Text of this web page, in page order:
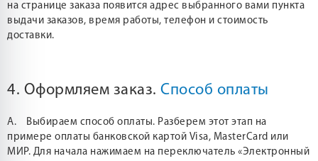
на странице заказа появится адрес выбранного вами пункта
выдачи заказов, время работы, телефон и стоимость
доставки.
4. Оформляем заказ. Способ оплаты
А. Выбираем способ оплаты. Разберем этот этап на
примере оплаты банковской картой Visa, MasterCard или
МИР. Для начала нажимаем на переключатель «Электронный